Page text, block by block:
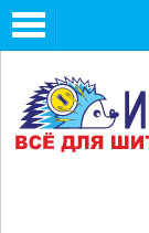
Toggle
navigation